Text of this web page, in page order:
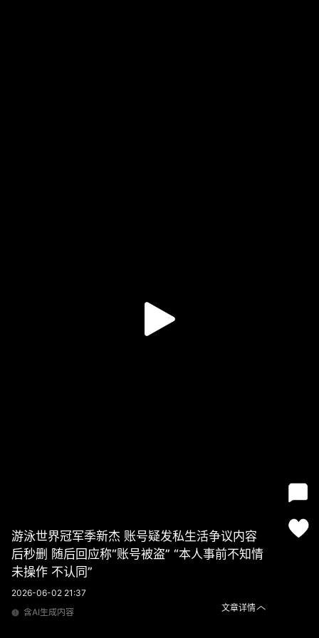
游泳世界冠军季新杰 账号疑发私生活争议内容
后秒删 随后回应称“账号被盗” “本人事前不知情
未操作 不认同”
2026-06-02 21:37
含AI生成内容
文章详情